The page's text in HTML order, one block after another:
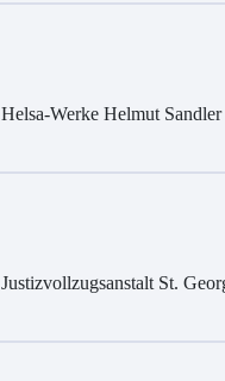
Helsa-Werke Helmut
Justizvollzugsanstalt St.